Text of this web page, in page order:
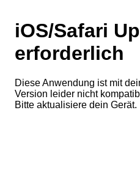
iOS/Safari
erforderlich
Diese Anwendung ist mit
Version leider nicht
Bitte aktualisiere dein Gerät.